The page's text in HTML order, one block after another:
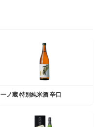
一ノ蔵 特別純米酒 辛口